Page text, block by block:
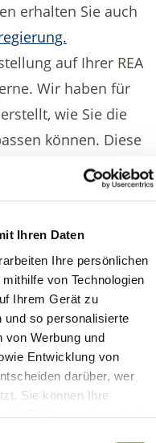
Ihren Daten
Ihre persönlichen
von Technologien
Ihrem Gerät zu
und so personalisierte
von Werbung und
Entwicklung von
darüber, wer
Sie können Ihre
erhalten Sie auch
auf Ihrer REA
Wir haben für
wie Sie die
können. Diese
individuell zu.
des
der 1. Januar 2021,
Zeitpunkt
werden, sollte
hinzugezogen
an unsere
.